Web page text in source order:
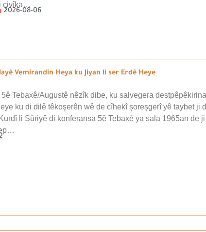
çivîka…
2026-08-06
Vemirandin Heya ku Jiyan li ser Erdê Heye
Tebaxê/Augustê nêzîk dibe, ku salvegera
ku di dilê têkoşerên wê de cîhekî şoreşgerî yê taybet ji
li Sûriyê di konferansa 5ê Tebaxê ya sala 1965an de